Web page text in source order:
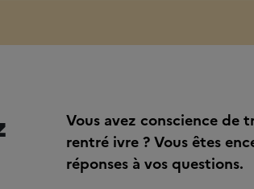
Vous avez conscience de
rentré ivre ? Vous êtes
réponses à vos questions.